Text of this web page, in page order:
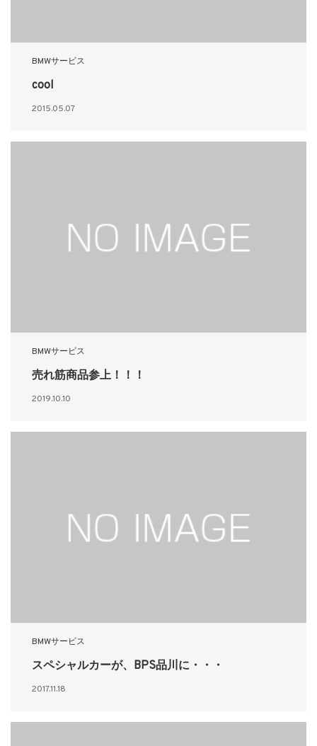
BMWサービス
cool
2015.05.07
BMWサービス
売れ筋商品参上！！！
2019.10.10
BMWサービス
スペシャルカーが、BPS品川に・・・
2017.11.18